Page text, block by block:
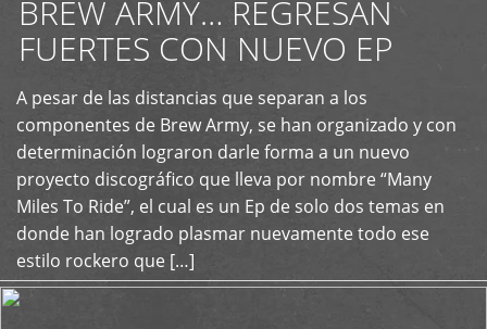
BREW ARMY… REGRESAN
FUERTES CON NUEVO EP
A pesar de las distancias que separan a los
componentes de Brew Army, se han organizado y con
determinación lograron darle forma a un nuevo
proyecto discográfico que lleva por nombre “Many
Miles To Ride”, el cual es un Ep de solo dos temas en
donde han logrado plasmar nuevamente todo ese
estilo rockero que […]
+